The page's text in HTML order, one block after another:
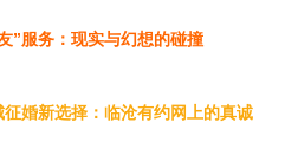
”服务：现实与幻想的碰撞
婚新选择：临沧有约网上的真诚